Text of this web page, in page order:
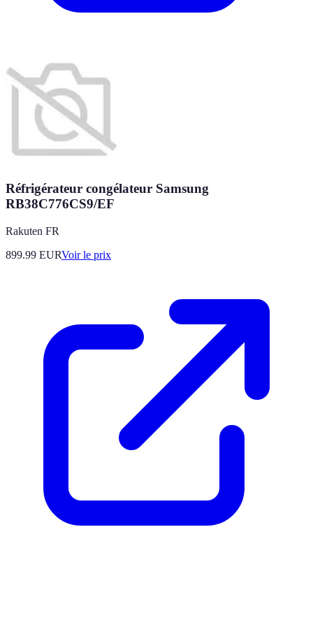
Réfrigérateur congélateur Samsung
RB38C776CS9/EF
Rakuten FR
899.99 EURVoir le prix